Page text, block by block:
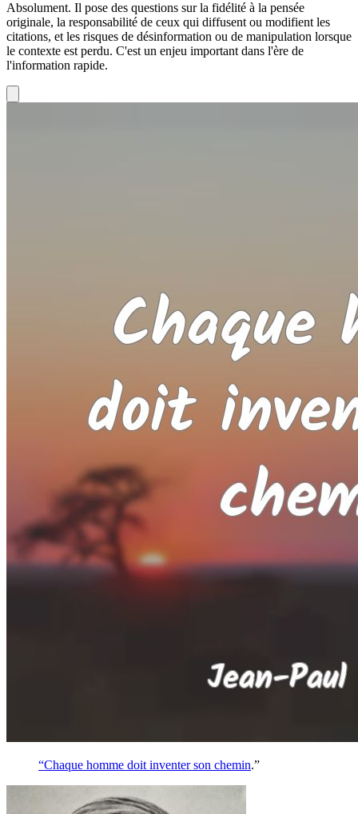
Absolument. Il pose des questions sur la fidélité à la pensée
originale, la responsabilité de ceux qui diffusent ou modifient les
citations, et les risques de désinformation ou de manipulation lorsque
le contexte est perdu. C'est un enjeu important dans l'ère de
l'information rapide.
“Chaque homme doit inventer son chemin.”